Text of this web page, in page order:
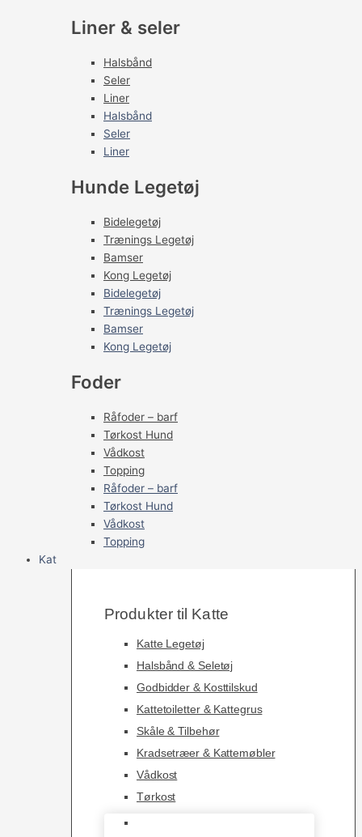
Liner & seler
Halsbånd
Seler
Liner
Halsbånd
Seler
Liner
Hunde Legetøj
Bidelegetøj
Trænings Legetøj
Bamser
Kong Legetøj
Bidelegetøj
Trænings Legetøj
Bamser
Kong Legetøj
Foder
Råfoder – barf
Tørkost Hund
Vådkost
Topping
Råfoder – barf
Tørkost Hund
Vådkost
Topping
Kat
Produkter til Katte
Katte Legetøj
Halsbånd & Seletøj
Godbidder & Kosttilskud
Kattetoiletter & Kattegrus
Skåle & Tilbehør
Kradsetræer & Kattemøbler
Vådkost
Tørkost